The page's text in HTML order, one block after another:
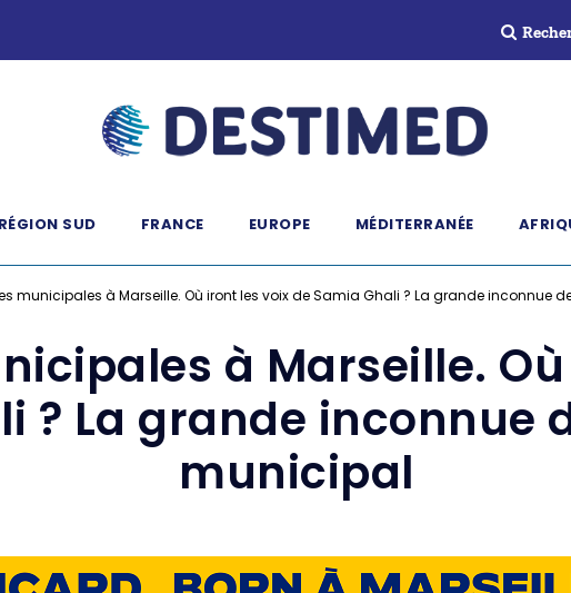
RÉGION SUD FRANCE EUROPE MÉDITERRANÉE
municipales à Marseille. Où iront les voix de Samia Ghali ? La grande inconnue
à Marseille.
? La grande inconnue
municipal